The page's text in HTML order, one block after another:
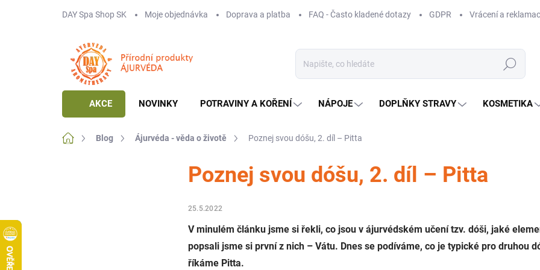
DAY Spa Shop SK Moje objednávka Doprava a platba FAQ - Často kladené dotazy GDPR Vrácení a
Hledat
AKCE NOVINKY POTRAVINY A KOŘENÍ NÁPOJE DOPLŇKY STRAVY KOSMETIKA
Domů Blog Ájurvéda - věda o životě Poznej svou dóšu, 2. díl – Pitta
Poznej svou dóšu, 2. díl – Pitta
25.5.2022
V minulém článku jsme si řekli, co jsou v ájurvédském učení tzv. dóši, jaké
popsali jsme si první z nich – Vátu. Dnes se podíváme, co je typické pro druhou
říkáme Pitta.